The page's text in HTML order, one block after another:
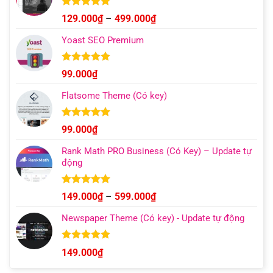
Được xếp
hạng4.93
5 sao
129.000₫ – 499.000₫Khoảng
Yoast SEO Premium
Được xếp
hạng 4.96
5 sao
99.000₫
Flatsome Theme (Có key)
Được xếp
hạng 4.95
5 sao
99.000₫
Rank Math PRO Business (Có Key) – Update tự
động
Được xếp
hạng 5.00
5 sao
149.000₫ – 599.000₫Khoảng
từ
Newspaper Theme (Có key) - Update tự động
Được xếp
hạng4.92
149.000₫